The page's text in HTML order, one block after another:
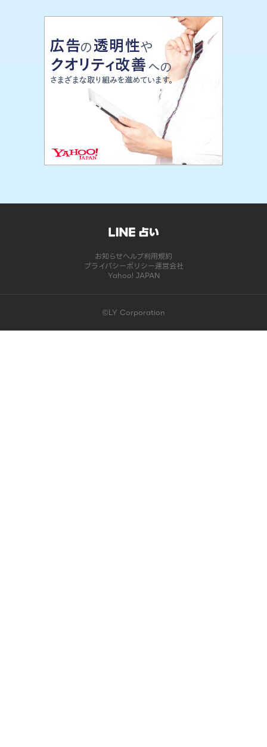
お知らせヘルプ利用規約
プライバシーポリシー運営会社
Yahoo! JAPAN
©LY Corporation
このコンテンツは掲載が終了しました | LINE占い